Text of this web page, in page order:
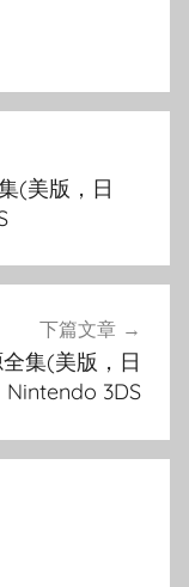
(美版，日
下篇文章
集(美版，日
Nintendo 3DS